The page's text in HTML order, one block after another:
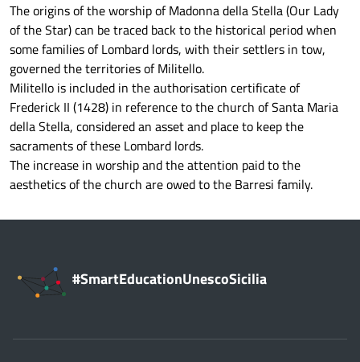
The origins of the worship of Madonna della Stella (Our Lady
of the Star) can be traced back to the historical period when
some families of Lombard lords, with their settlers in tow,
governed the territories of Militello.
Militello is included in the authorisation certificate of
Frederick II (1428) in reference to the church of Santa Maria
della Stella, considered an asset and place to keep the
sacraments of these Lombard lords.
The increase in worship and the attention paid to the
aesthetics of the church are owed to the Barresi family.
#SmartEducationUnescoSicilia